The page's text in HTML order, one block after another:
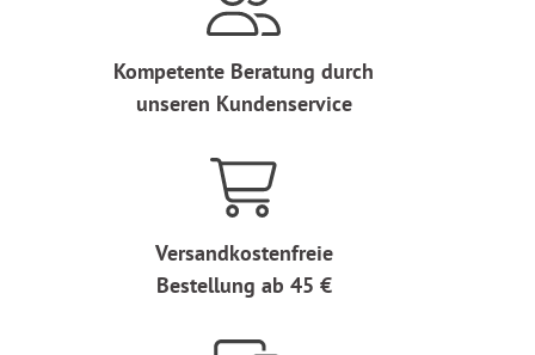
Kompetente Beratung durch
unseren Kundenservice
Versandkostenfreie
Bestellung ab 45 €